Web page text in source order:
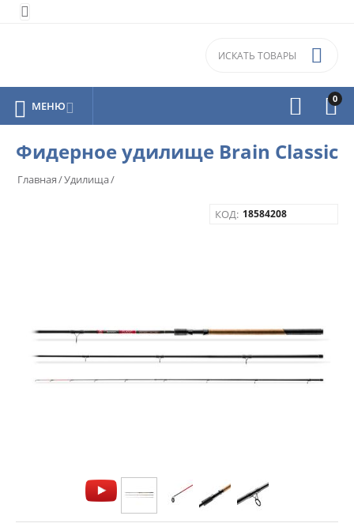

0



 МЕНЮ
Фидерное удилище Brain Classic
Главная/Удилища/
КОД: 18584208